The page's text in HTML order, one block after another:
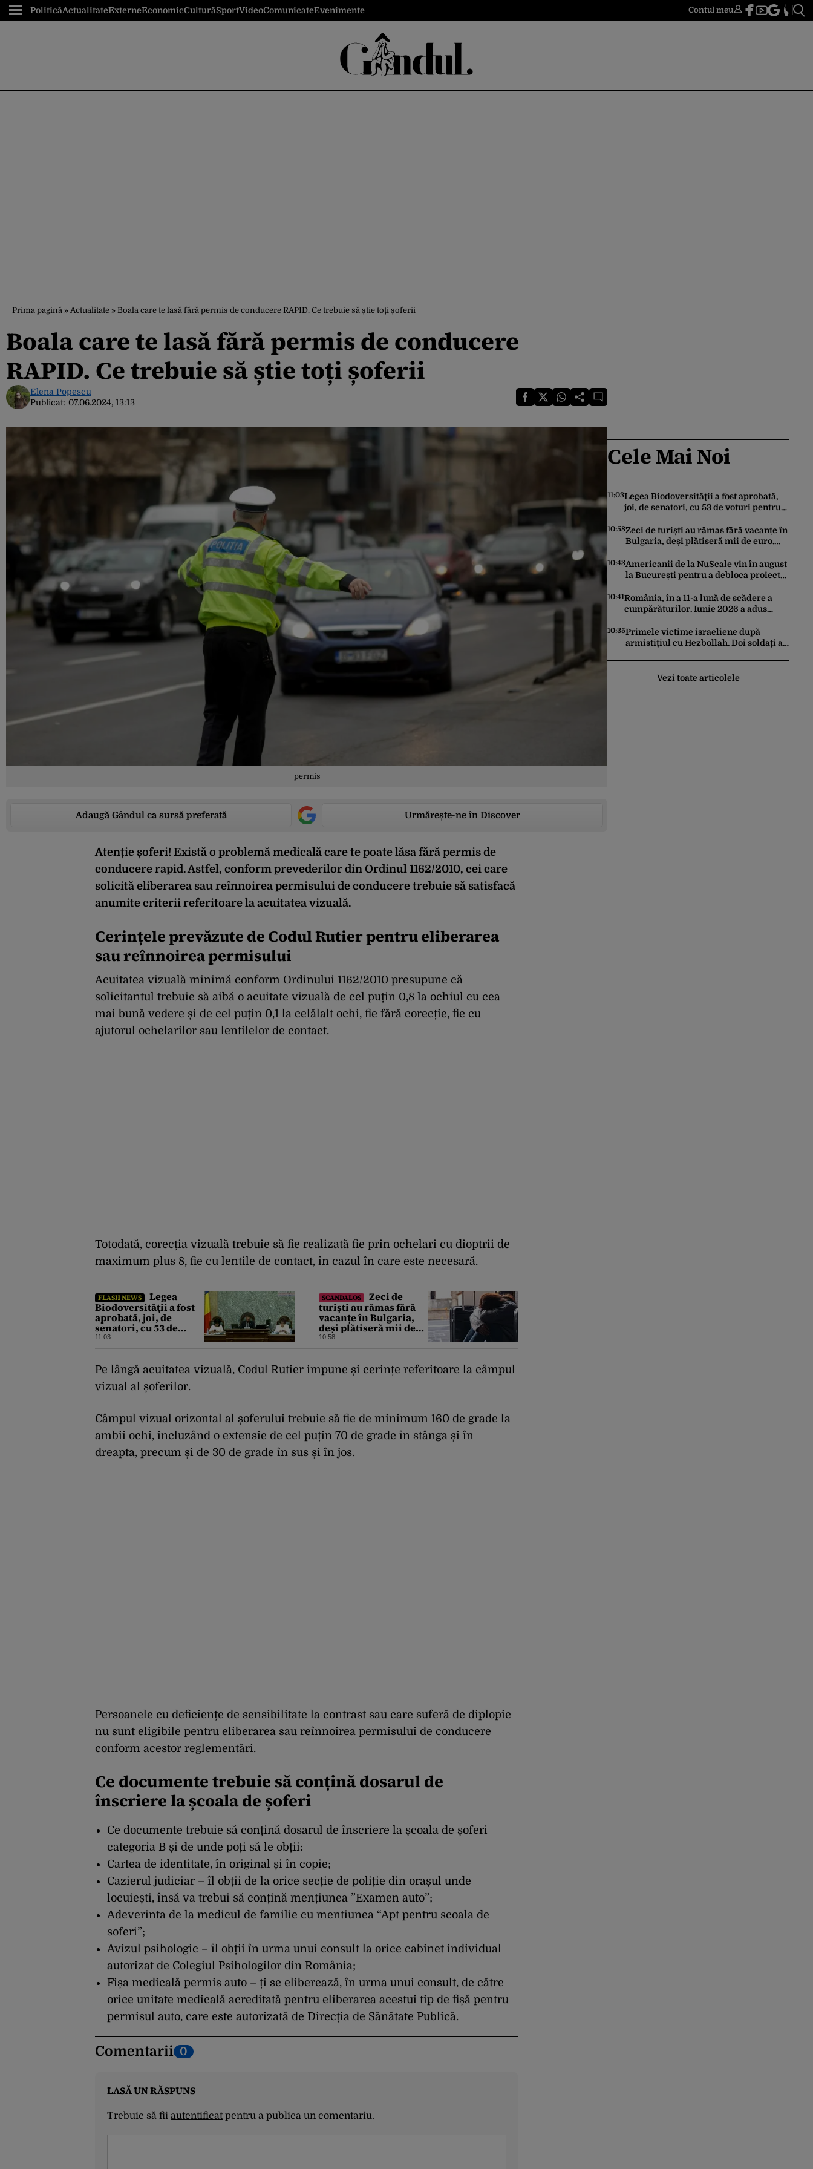
PoliticăActualitateExterneEconomicCulturăSportVideoComunicateEvenimente Contul meu
Prima pagină » Actualitate » Boala care te lasă fără permis de conducere RAPID. Ce trebuie să știe toți șoferii
Boala care te lasă fără permis de conducere
RAPID. Ce trebuie să știe toți șoferii
Elena Popescu
Publicat: 07.06.2024, 13:13
permis
Adaugă Gândul ca sursă preferată Urmărește-ne în Discover
Atenție șoferi! Există o problemă medicală care te poate lăsa fără permis de
conducere rapid. Astfel, conform prevederilor din Ordinul 1162/2010, cei care
solicită eliberarea sau reînnoirea permisului de conducere trebuie să satisfacă
anumite criterii referitoare la acuitatea vizuală.
Cerințele prevăzute de Codul Rutier pentru eliberarea
sau reînnoirea permisului
Acuitatea vizuală minimă conform Ordinului 1162/2010 presupune că
solicitantul trebuie să aibă o acuitate vizuală de cel puțin 0,8 la ochiul cu cea
mai bună vedere și de cel puțin 0,1 la celălalt ochi, fie fără corecție, fie cu
ajutorul ochelarilor sau lentilelor de contact.
Totodată, corecția vizuală trebuie să fie realizată fie prin ochelari cu dioptrii de
maximum plus 8, fie cu lentile de contact, în cazul în care este necesară.
FLASH NEWS
Legea
Biodoversităţii a fost
aprobată, joi, de
senatori, cu 53 de
voturi pentru şi 18
11:03
SCANDALOS
Zeci de
turiști au rămas fără
vacanțe în Bulgaria,
deși plătiseră mii de
euro. Cum s-au anulat
10:58
Pe lângă acuitatea vizuală, Codul Rutier impune și cerințe referitoare la câmpul
vizual al șoferilor.
Câmpul vizual orizontal al șoferului trebuie să fie de minimum 160 de grade la
ambii ochi, incluzând o extensie de cel puțin 70 de grade în stânga și în
dreapta, precum și de 30 de grade în sus și în jos.
Persoanele cu deficiențe de sensibilitate la contrast sau care suferă de diplopie
nu sunt eligibile pentru eliberarea sau reînnoirea permisului de conducere
conform acestor reglementări.
Ce documente trebuie să conțină dosarul de
înscriere la școala de șoferi
Ce documente trebuie să conțină dosarul de înscriere la școala de șoferi
categoria B și de unde poți să le obții:
Cartea de identitate, în original și în copie;
Cazierul judiciar – îl obții de la orice secție de poliție din orașul unde
locuiești, însă va trebui să conțină mențiunea ”Examen auto”;
Adeverinta de la medicul de familie cu mentiunea “Apt pentru scoala de
soferi”;
Avizul psihologic – îl obții în urma unui consult la orice cabinet individual
autorizat de Colegiul Psihologilor din România;
Fișa medicală permis auto – ți se eliberează, în urma unui consult, de către
orice unitate medicală acreditată pentru eliberarea acestui tip de fișă pentru
permisul auto, care este autorizată de Direcția de Sănătate Publică.
Comentarii 0
LASĂ UN RĂSPUNS
Trebuie să fii autentificatpentru a publica un comentariu.
Cele Mai Noi
11:03Legea Biodoversităţii a fost aprobată,
joi, de senatori, cu 53 de voturi pentru
10:58Zeci de turiști au rămas fără vacanțe în
Bulgaria, deși plătiseră mii de euro.
pe o zi pe alta
10:43Americanii de la NuScale vin în august
la București pentru a debloca proiectul
10:41România, în a 11-a lună de scădere a
cumpărăturilor. Iunie 2026 a adus
INS
10:35Primele victime israeliene după
armistițiul cu Hezbollah. Doi soldați au
Vezi toate articolele